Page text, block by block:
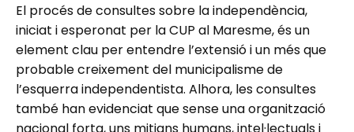
El procés de consultes sobre la independència,
iniciat i esperonat per la CUP al Maresme, és un
element clau per entendre l’extensió i un més que
probable creixement del municipalisme de
l’esquerra independentista. Alhora, les consultes
també han evidenciat que sense una organització